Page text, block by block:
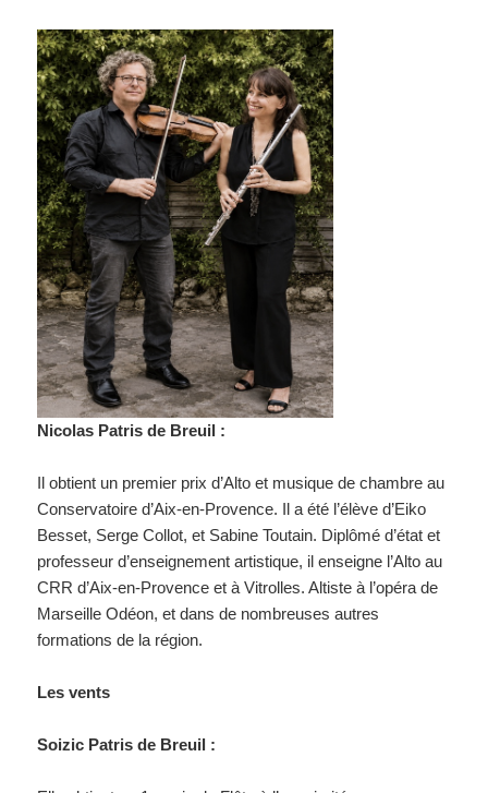
Nicolas Patris de Breuil :
Il obtient un premier prix d’Alto et musique de chambre au
Conservatoire d’Aix-en-Provence. Il a été l’élève d’Eiko
Besset, Serge Collot, et Sabine Toutain. Diplômé d’état et
professeur d’enseignement artistique, il enseigne l’Alto au
CRR d’Aix-en-Provence et à Vitrolles. Altiste à l’opéra de
Marseille Odéon, et dans de nombreuses autres
formations de la région.
Les vents
Soizic Patris de Breuil :